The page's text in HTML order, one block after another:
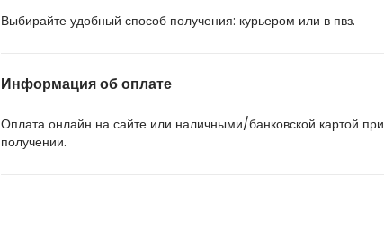
Выбирайте удобный способ получения: курьером или в пвз.
Информация об оплате
Оплата онлайн на сайте или наличными/банковской картой при
получении.